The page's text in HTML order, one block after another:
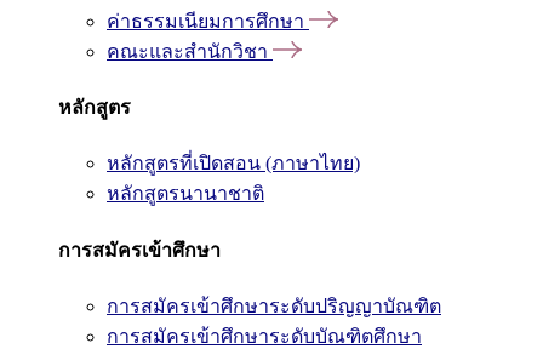
ค่าธรรมเนียมการศึกษา
คณะและสำนักวิชา
หลักสูตร
หลักสูตรที่เปิดสอน (ภาษาไทย)
หลักสูตรนานาชาติ
การสมัครเข้าศึกษา
การสมัครเข้าศึกษาระดับปริญญาบัณฑิต
การสมัครเข้าศึกษาระดับบัณฑิตศึกษา